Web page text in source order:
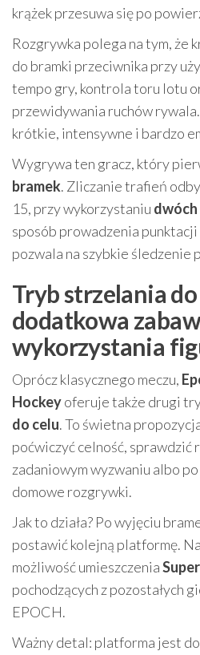
krążek przesuwa się po
Rozgrywka polega na tym, że
do bramki przeciwnika przy
tempo gry, kontrola toru lotu
przewidywania ruchów
krótkie, intensywne i bardzo
Wygrywa ten gracz, który
bramek. Zliczanie trafień
15, przy wykorzystaniu
sposób prowadzenia
pozwala na szybkie śledzenie
Tryb strzelania do
dodatkowa
wykorzystania
Oprócz klasycznego meczu,
Hockeyoferuje także drugi
do celu. To świetna
poćwiczyć celność, sprawdzić
zadaniowym wyzwaniu albo
domowe rozgrywki.
Jak to działa? Po wyjęciu
postawić kolejną platformę.
możliwość umieszczenia
pochodzących z pozostałych
EPOCH.
Ważny detal: platforma jest